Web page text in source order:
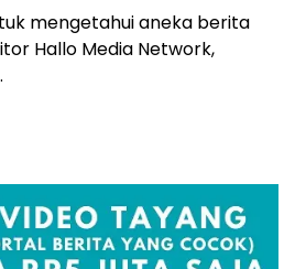
mengetahui aneka berita
Hallo Media Network,